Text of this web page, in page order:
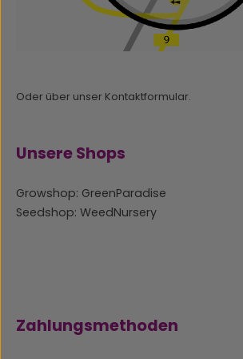
Oder über unser Kontaktformular.
Unsere Shops
Growshop: GreenParadise
Seedshop: WeedNursery
Zahlungsmethoden